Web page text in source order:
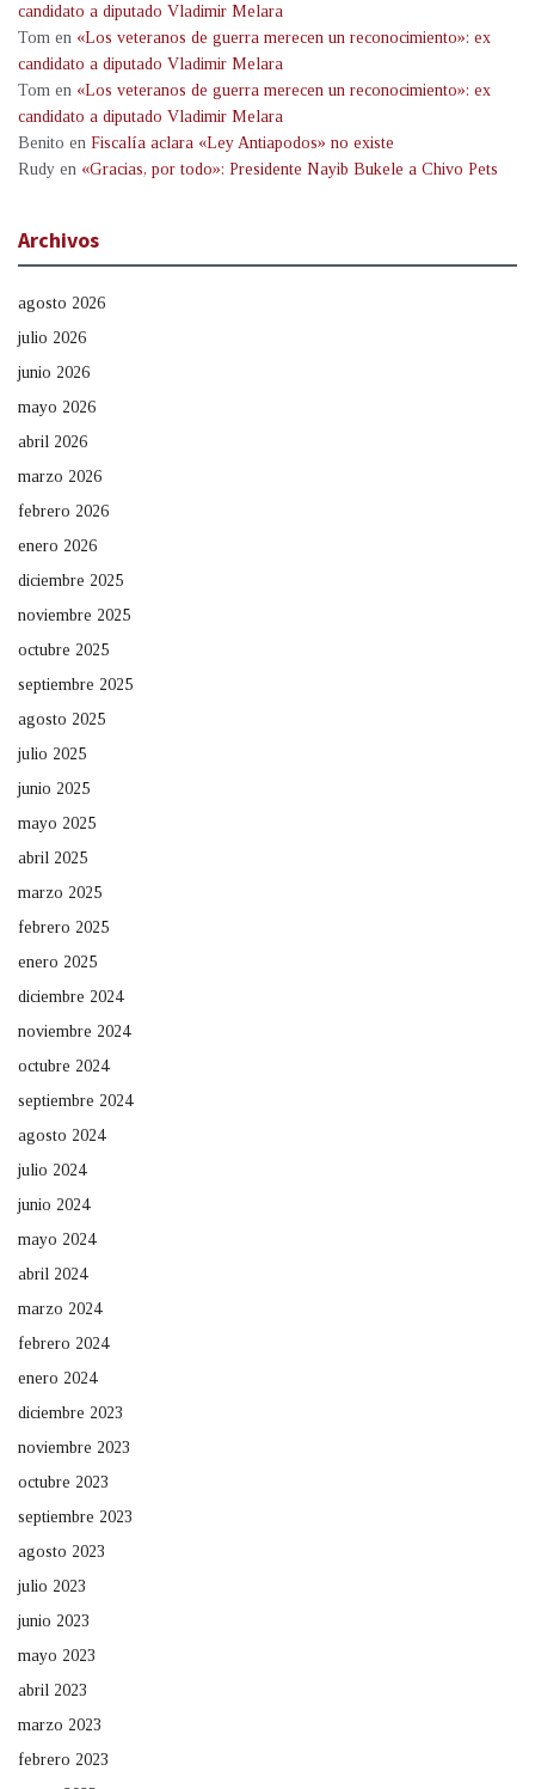
candidato a diputado Vladimir Melara
Tom en «Los veteranos de guerra merecen un reconocimiento»: ex
candidato a diputado Vladimir Melara
Tom en «Los veteranos de guerra merecen un reconocimiento»: ex
candidato a diputado Vladimir Melara
Benito en Fiscalía aclara «Ley Antiapodos» no existe
Rudy en «Gracias, por todo»: Presidente Nayib Bukele a Chivo Pets
Archivos
agosto 2026
julio 2026
junio 2026
mayo 2026
abril 2026
marzo 2026
febrero 2026
enero 2026
diciembre 2025
noviembre 2025
octubre 2025
septiembre 2025
agosto 2025
julio 2025
junio 2025
mayo 2025
abril 2025
marzo 2025
febrero 2025
enero 2025
diciembre 2024
noviembre 2024
octubre 2024
septiembre 2024
agosto 2024
julio 2024
junio 2024
mayo 2024
abril 2024
marzo 2024
febrero 2024
enero 2024
diciembre 2023
noviembre 2023
octubre 2023
septiembre 2023
agosto 2023
julio 2023
junio 2023
mayo 2023
abril 2023
marzo 2023
febrero 2023